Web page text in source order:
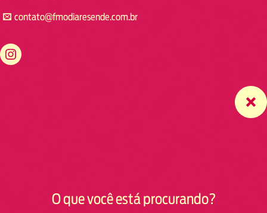
contato@fmodiaresende.com.br
https://www.instagram.com/fmodiaresende
O que você está procurando?